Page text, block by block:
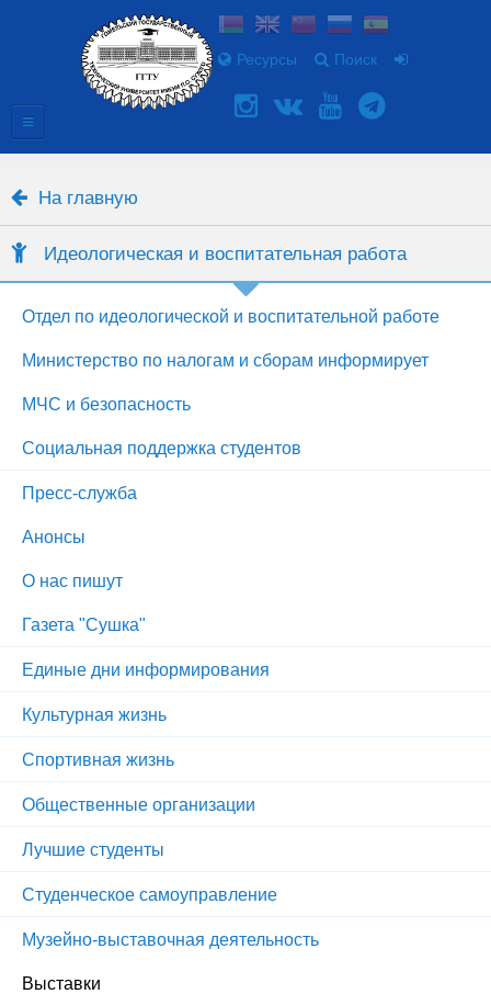
Ресурсы Поиск
На главную
Идеологическая и воспитательная работа
Отдел по идеологической и воспитательной работе
Министерство по налогам и сборам информирует
МЧС и безопасность
Социальная поддержка студентов
Пресс-служба
Анонсы
О нас пишут
Газета "Сушка"
Единые дни информирования
Культурная жизнь
Спортивная жизнь
Общественные организации
Лучшие студенты
Студенческое самоуправление
Музейно-выставочная деятельность
Выставки